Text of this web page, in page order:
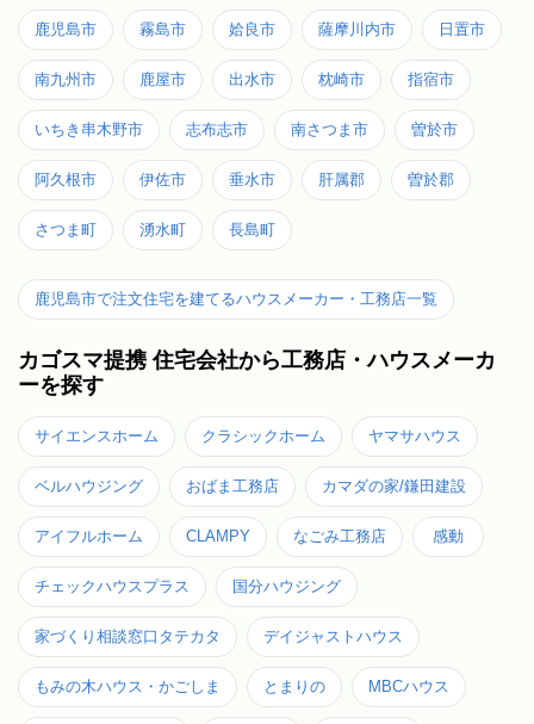
鹿児島市 霧島市 姶良市 薩摩川内市 日置市
南九州市 鹿屋市 出水市 枕崎市 指宿市
いちき串木野市 志布志市 南さつま市 曽於市
阿久根市 伊佐市 垂水市 肝属郡 曽於郡
さつま町 湧水町 長島町
鹿児島市で注文住宅を建てるハウスメーカー・工務店一覧
カゴスマ提携 住宅会社から工務店・ハウスメーカ
ーを探す
サイエンスホーム クラシックホーム ヤマサハウス
ベルハウジング おばま工務店 カマダの家/鎌田建設
アイフルホーム CLAMPY なごみ工務店 感動
チェックハウスプラス 国分ハウジング
家づくり相談窓口タテカタ デイジャストハウス
もみの木ハウス・かごしま とまりの MBCハウス